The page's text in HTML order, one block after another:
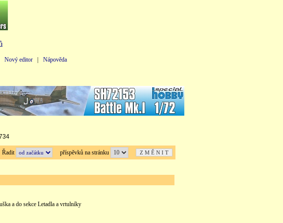
Nový editor
Nápověda
Řadit příspěvků na stránku
a do sekce Letadla a vrtulníky